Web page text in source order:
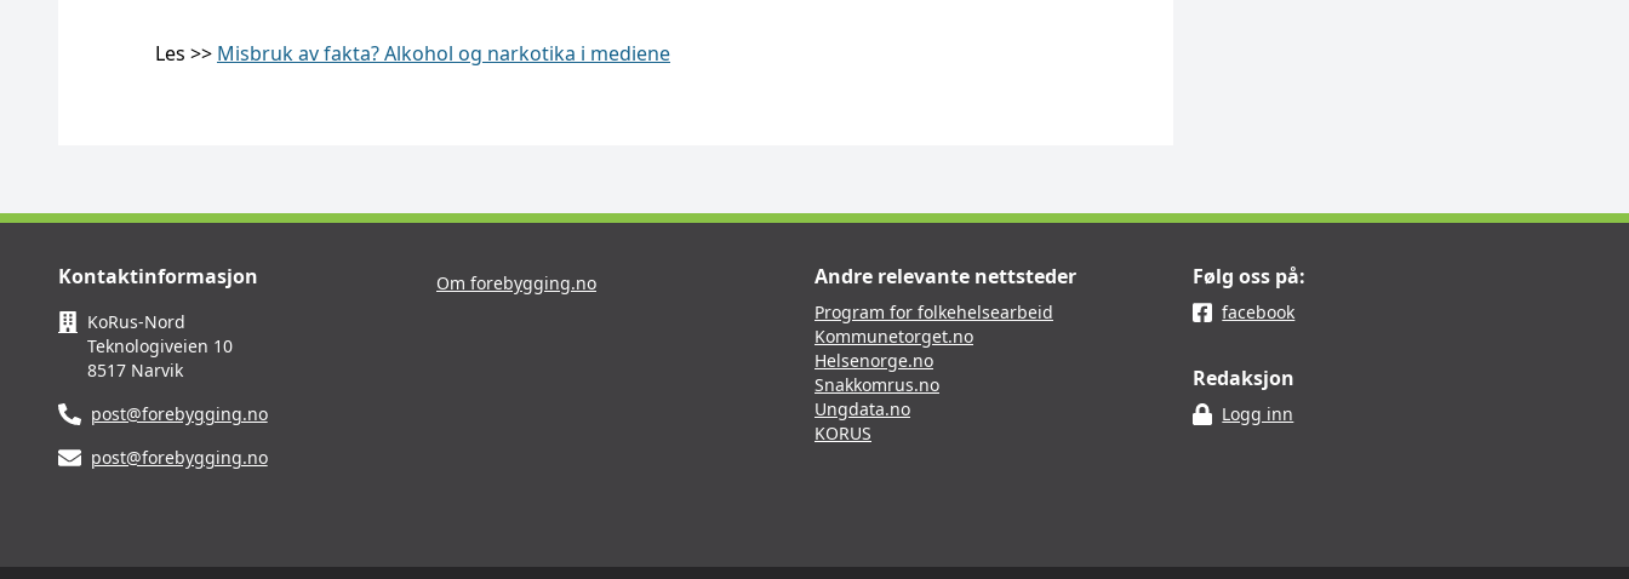
Les >> Misbruk av fakta? Alkohol og narkotika i mediene
Kontaktinformasjon
KoRus-Nord
Teknologiveien 10
8517 Narvik
post@forebygging.no
post@forebygging.no
Om forebygging.no Andre relevante nettsteder
Program for folkehelsearbeid
Kommunetorget.no
Helsenorge.no
Snakkomrus.no
Ungdata.no
KORUS
Følg oss på:
facebook
Redaksjon
Logg inn